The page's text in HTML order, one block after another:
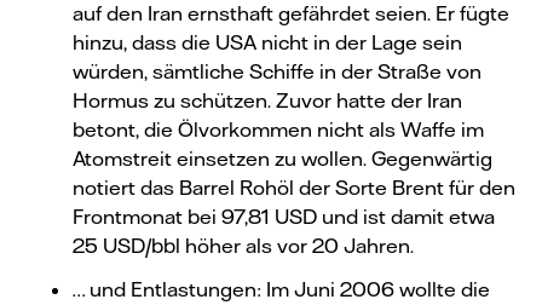
auf den Iran ernsthaft gefährdet seien. Er fügte
hinzu, dass die USA nicht in der Lage sein
würden, sämtliche Schiffe in der Straße von
Hormus zu schützen. Zuvor hatte der Iran
betont, die Ölvorkommen nicht als Waffe im
Atomstreit einsetzen zu wollen. Gegenwärtig
notiert das Barrel Rohöl der Sorte Brent für den
Frontmonat bei 97,81 USD und ist damit etwa
25 USD/bbl höher als vor 20 Jahren.
… und Entlastungen: Im Juni 2006 wollte die